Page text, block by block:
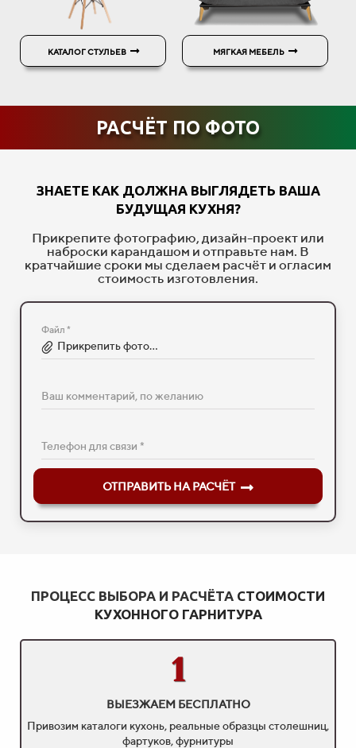
КАТАЛОГ СТУЛЬЕВ МЯГКАЯ МЕБЕЛЬ
РАСЧЁТ ПО ФОТО
ЗНАЕТЕ КАК ДОЛЖНА ВЫГЛЯДЕТЬ ВАША
БУДУЩАЯ КУХНЯ?
Прикрепите фотографию, дизайн-проект или
наброски карандашом и отправьте нам. В
кратчайшие сроки мы сделаем расчёт и огласим
стоимость изготовления.
Файл *
Прикрепить фото...
Ваш комментарий, по желанию
Телефон для связи *
ОТПРАВИТЬ НА РАСЧЁТ
ПРОЦЕСС ВЫБОРА И РАСЧЁТА СТОИМОСТИ
КУХОННОГО ГАРНИТУРА
1
ВЫЕЗЖАЕМ БЕСПЛАТНО
Привозим каталоги кухонь, реальные образцы столешниц,
фартуков, фурнитуры